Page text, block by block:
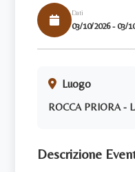
Stud Book Online
Link Utili
AREA RISERVATA
Dati
03/10/2026 - 03/
Luogo
ROCCA PRIORA -
Descrizione